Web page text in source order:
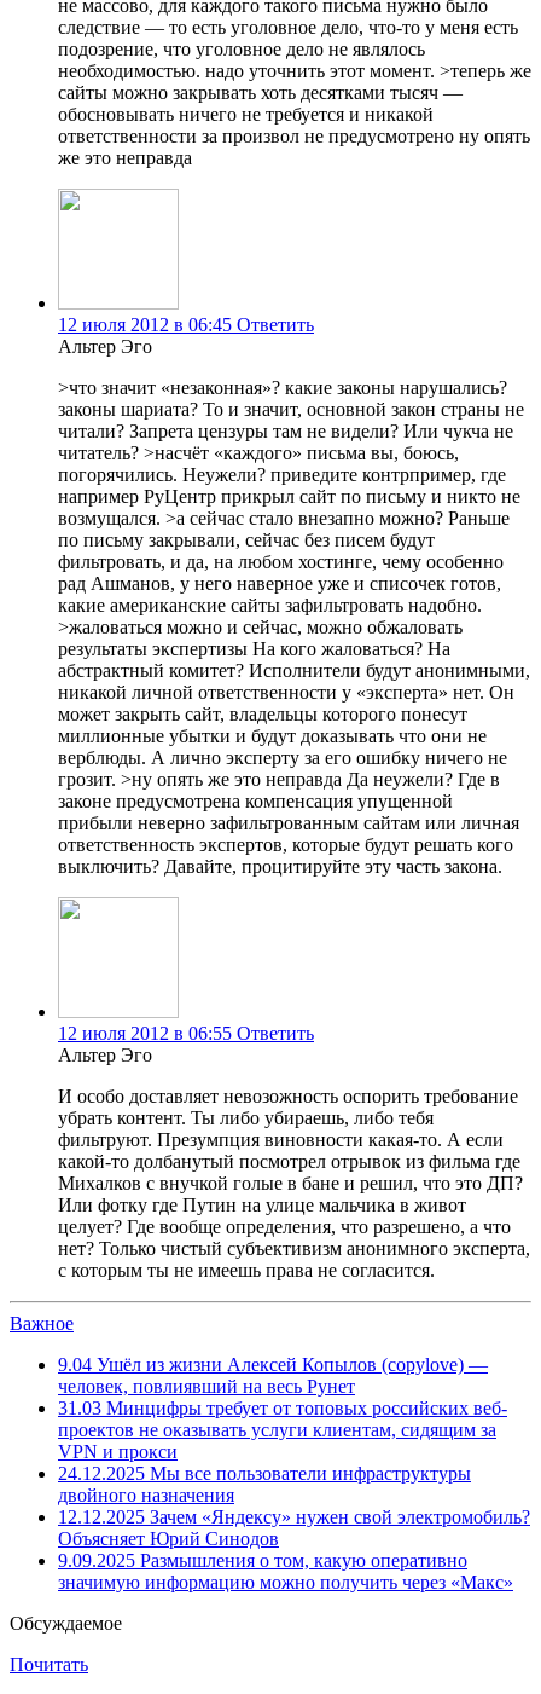
не массово, для каждого такого письма нужно было
следствие — то есть уголовное дело, что-то у меня есть
подозрение, что уголовное дело не являлось
необходимостью. надо уточнить этот момент. >теперь же
сайты можно закрывать хоть десятками тысяч —
обосновывать ничего не требуется и никакой
ответственности за произвол не предусмотрено ну опять
же это неправда
12 июля 2012 в 06:45 Ответить
Альтер Эго
>что значит «незаконная»? какие законы нарушались?
законы шариата? То и значит, основной закон страны не
читали? Запрета цензуры там не видели? Или чукча не
читатель? >насчёт «каждого» письма вы, боюсь,
погорячились. Неужели? приведите контрпример, где
например РуЦентр прикрыл сайт по письму и никто не
возмущался. >а сейчас стало внезапно можно? Раньше
по письму закрывали, сейчас без писем будут
фильтровать, и да, на любом хостинге, чему особенно
рад Ашманов, у него наверное уже и списочек готов,
какие американские сайты зафильтровать надобно.
>жаловаться можно и сейчас, можно обжаловать
результаты экспертизы На кого жаловаться? На
абстрактный комитет? Исполнители будут анонимными,
никакой личной ответственности у «эксперта» нет. Он
может закрыть сайт, владельцы которого понесут
миллионные убытки и будут доказывать что они не
верблюды. А лично эксперту за его ошибку ничего не
грозит. >ну опять же это неправда Да неужели? Где в
законе предусмотрена компенсация упущенной
прибыли неверно зафильтрованным сайтам или личная
ответственность экспертов, которые будут решать кого
выключить? Давайте, процитируйте эту часть закона.
12 июля 2012 в 06:55 Ответить
Альтер Эго
И особо доставляет невозожность оспорить требование
убрать контент. Ты либо убираешь, либо тебя
фильтруют. Презумпция виновности какая-то. А если
какой-то долбанутый посмотрел отрывок из фильма где
Михалков с внучкой голые в бане и решил, что это ДП?
Или фотку где Путин на улице мальчика в живот
целует? Где вообще определения, что разрешено, а что
нет? Только чистый субъективизм анонимного эксперта,
с которым ты не имеешь права не согласится.
Важное
9.04 Ушёл из жизни Алексей Копылов (copylove) —
человек, повлиявший на весь Рунет
31.03 Минцифры требует от топовых российских веб-
проектов не оказывать услуги клиентам, сидящим за
VPN и прокси
24.12.2025 Мы все пользователи инфраструктуры
двойного назначения
12.12.2025 Зачем «Яндексу» нужен свой электромобиль?
Объясняет Юрий Синодов
9.09.2025 Размышления о том, какую оперативно
значимую информацию можно получить через «Макс»
Обсуждаемое
Почитать